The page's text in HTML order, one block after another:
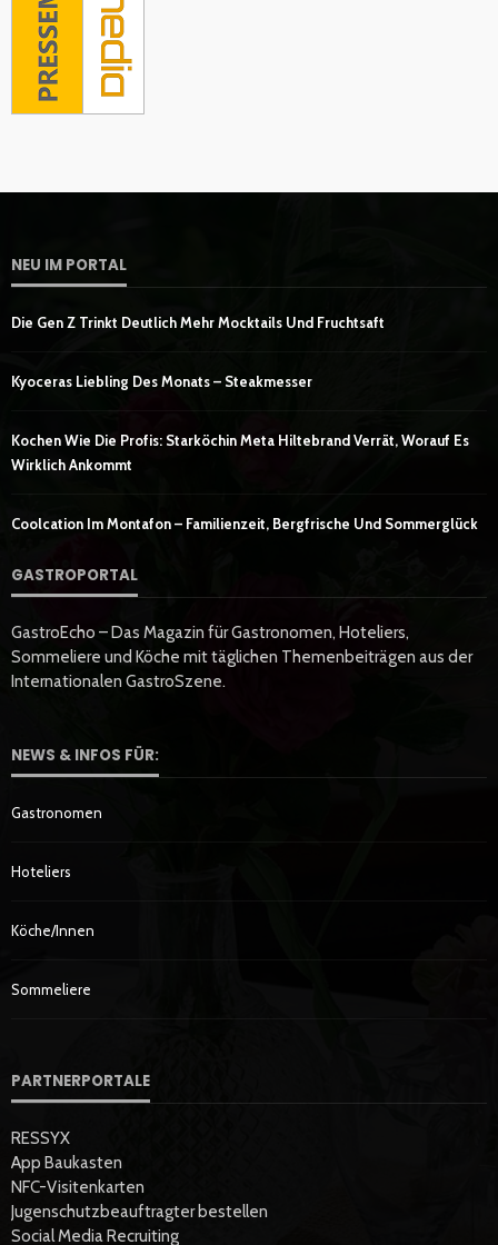
NEU IM PORTAL
Die Gen Z Trinkt Deutlich Mehr Mocktails Und Fruchtsaft
Kyoceras Liebling Des Monats – Steakmesser
Kochen Wie Die Profis: Starköchin Meta Hiltebrand Verrät, Worauf Es
Wirklich Ankommt
Coolcation Im Montafon – Familienzeit, Bergfrische Und Sommerglück
GASTROPORTAL
GastroEcho – Das Magazin für Gastronomen, Hoteliers,
Sommeliere und Köche mit täglichen Themenbeiträgen aus der
Internationalen GastroSzene.
NEWS & INFOS FÜR:
Gastronomen
Hoteliers
Köche/innen
Sommeliere
PARTNERPORTALE
RESSYX
App Baukasten
NFC-Visitenkarten
Jugenschutzbeauftragter bestellen
Social Media Recruiting